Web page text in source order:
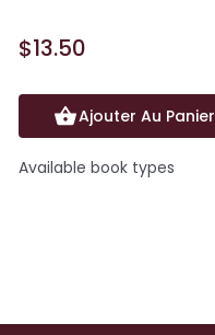
$13.50
Ajouter Au Panier
Available book types